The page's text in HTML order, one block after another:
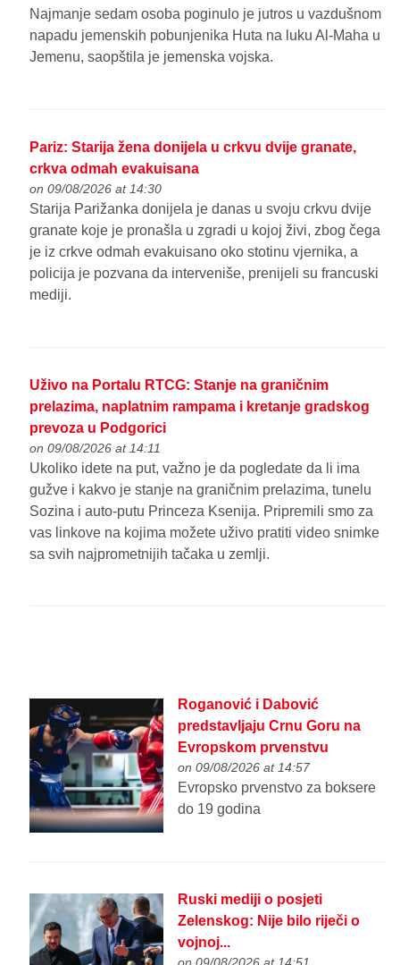
Najmanje sedam osoba poginulo je jutros u vazdušnom
napadu jemenskih pobunjenika Huta na luku Al-Maha u
Jemenu, saopštila je jemenska vojska.
Pariz: Starija žena donijela u crkvu dvije granate,
crkva odmah evakuisana
on 09/08/2026 at 14:30
Starija Parižanka donijela je danas u svoju crkvu dvije
granate koje je pronašla u zgradi u kojoj živi, zbog čega
je iz crkve odmah evakuisano oko stotinu vjernika, a
policija je pozvana da interveniše, prenijeli su francuski
mediji.
Uživo na Portalu RTCG: Stanje na graničnim
prelazima, naplatnim rampama i kretanje gradskog
prevoza u Podgorici
on 09/08/2026 at 14:11
Ukoliko idete na put, važno je da pogledate da li ima
gužve i kakvo je stanje na graničnim prelazima, tunelu
Sozina i auto-putu Princeza Ksenija. Pripremili smo za
vas linkove na kojima možete uživo pratiti video snimke
sa svih najprometnijih tačaka u zemlji.
Roganović i Dabović
predstavljaju Crnu Goru na
Evropskom prvenstvu
on 09/08/2026 at 14:57
Evropsko prvenstvo za boksere
do 19 godina
Ruski mediji o posjeti
Zelenskog: Nije bilo riječi o
vojnoj...